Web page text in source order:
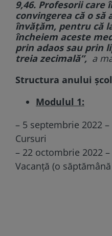
9,46. Profesorii
convingerea că o să
învățăm, pentru că
încheiem aceste
prin adaos sau prin
treia zecimală”, a
Structura anului
Modulul 1:
– 5 septembrie 2022
Cursuri
– 22 octombrie 2022
Vacanță (o